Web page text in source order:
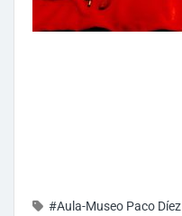
#Aula-Museo Paco Díez